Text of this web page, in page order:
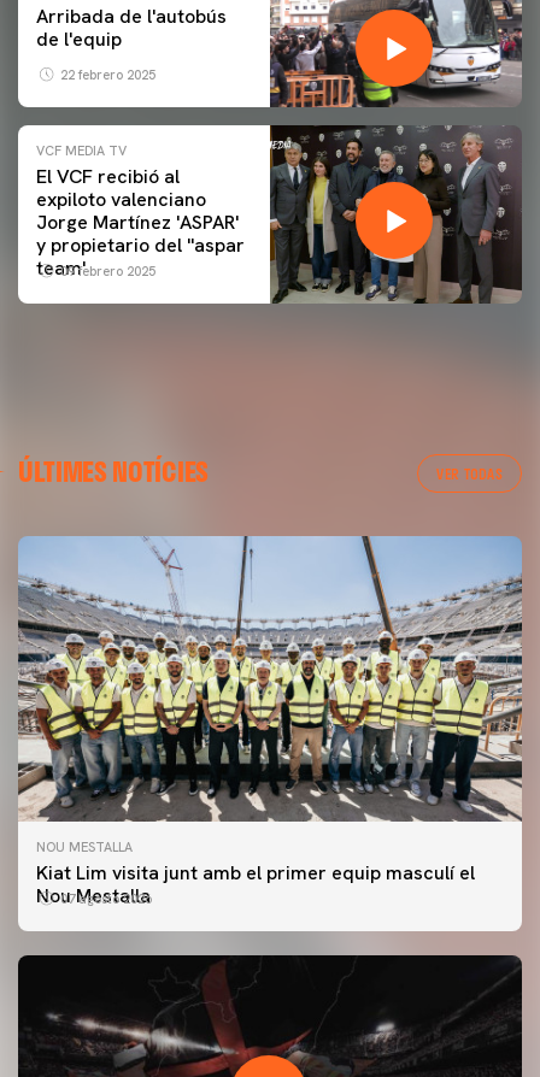
Arribada de l'autobús
de l'equip
22 febrero 2025
VCF MEDIA TV
El VCF recibió al
expiloto valenciano
Jorge Martínez 'ASPAR'
y propietario del ''aspar
team'
09 febrero 2025
ÚLTIMES NOTÍCIES VER TODAS
NOU MESTALLA
Kiat Lim visita junt amb el primer equip masculí el
Nou Mestalla
07 agosto 2026